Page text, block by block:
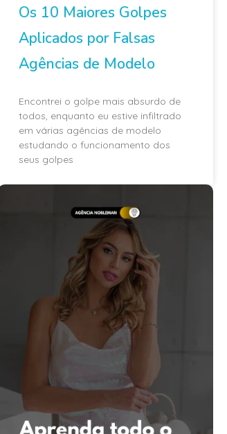
Os 10 Maiores Golpes
Aplicados por Falsas
Agências de Modelo
Encontrei o golpe mais absurdo de
todos, enquanto eu estive infiltrado
em várias agências de modelo
estudando o funcionamento dos
seus golpes